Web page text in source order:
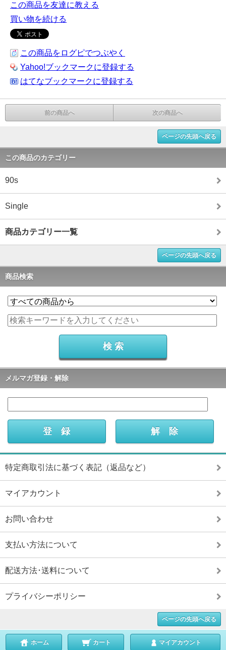
この商品を友達に教える
買い物を続ける
この商品をログピでつぶやく
Yahoo!ブックマークに登録する
はてなブックマークに登録する
前の商品へ 次の商品へ
ページの先頭へ戻る
この商品のカテゴリー
90s
Single
商品カテゴリー一覧
ページの先頭へ戻る
商品検索
メルマガ登録・解除
特定商取引法に基づく表記（返品など）
マイアカウント
お問い合わせ
支払い方法について
配送方法･送料について
プライバシーポリシー
ページの先頭へ戻る
ホーム カート マイアカウント